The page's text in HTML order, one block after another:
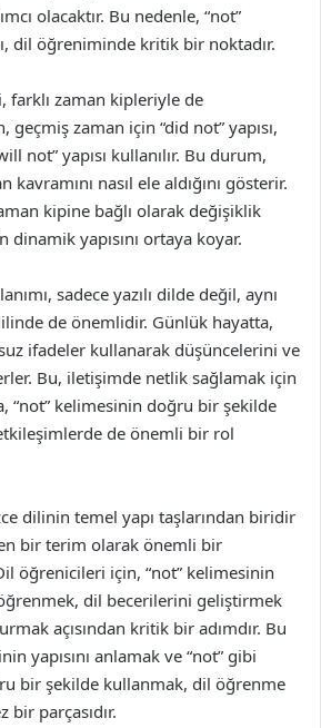
olacaktır. Bu nedenle, “not”
dil öğreniminde kritik bir noktadır.
farklı zaman kipleriyle de
geçmiş zaman için “did not” yapısı,
not” yapısı kullanılır. Bu durum,
nasıl ele aldığını gösterir.
kipine bağlı olarak değişiklik
yapısını ortaya koyar.
sadece yazılı dilde değil, aynı
de önemlidir. Günlük hayatta,
ifadeler kullanarak düşüncelerini ve
Bu, iletişimde netlik sağlamak için
“not” kelimesinin doğru bir şekilde
de önemli bir rol
dilinin temel yapı taşlarından biridir
bir terim olarak önemli bir
öğrenicileri için, “not” kelimesinin
öğrenmek, dil becerilerini geliştirmek
açısından kritik bir adımdır. Bu
yapısını anlamak ve “not” gibi
bir şekilde kullanmak, dil öğrenme
bir parçasıdır.